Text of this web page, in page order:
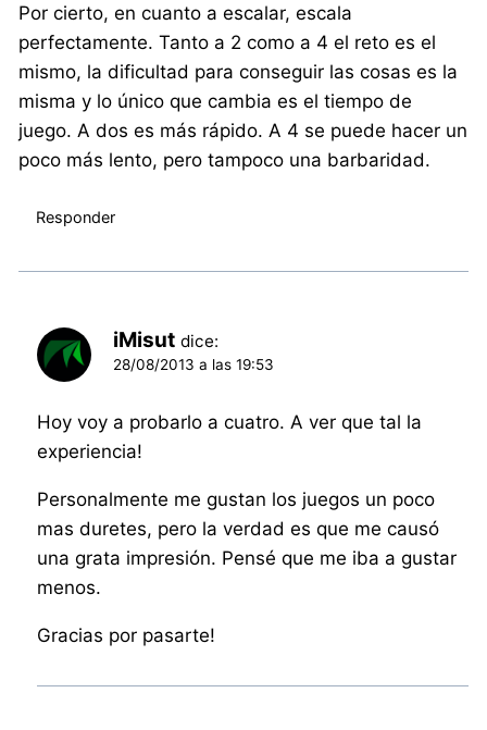
Por cierto, en cuanto a escalar, escala
perfectamente. Tanto a 2 como a 4 el reto es el
mismo, la dificultad para conseguir las cosas es la
misma y lo único que cambia es el tiempo de
juego. A dos es más rápido. A 4 se puede hacer un
poco más lento, pero tampoco una barbaridad.
Responder
iMisut dice:
28/08/2013 a las 19:53
Hoy voy a probarlo a cuatro. A ver que tal la
experiencia!
Personalmente me gustan los juegos un poco
mas duretes, pero la verdad es que me causó
una grata impresión. Pensé que me iba a gustar
menos.
Gracias por pasarte!